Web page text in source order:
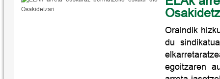
Oraindik
du
egoitzaren